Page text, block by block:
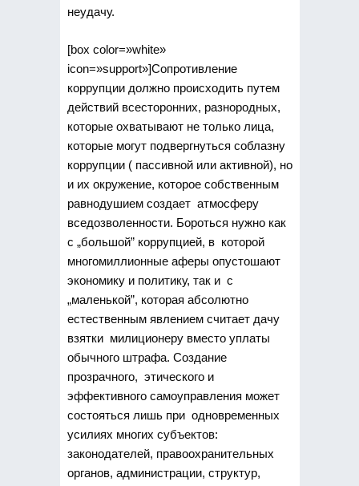
неудачу.
[box color=»white»
icon=»support»]Сопротивление
коррупции должно происходить путем
действий всесторонних, разнородных,
которые охватывают не только лица,
которые могут подвергнуться соблазну
коррупции ( пассивной или активной), но
и их окружение, которое собственным
равнодушием создает атмосферу
вседозволенности. Бороться нужно как
с „большой” коррупцией, в которой
многомиллионные аферы опустошают
экономику и политику, так и с
„маленькой”, которая абсолютно
естественным явлением считает дачу
взятки милиционеру вместо уплаты
обычного штрафа. Создание
прозрачного, этического и
эффективного самоуправления может
состояться лишь при одновременных
усилиях многих субъектов:
законодателей, правоохранительных
органов, администрации, структур,